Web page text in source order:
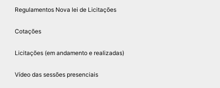
Regulamentos Nova lei de Licitações
Cotações
Licitações (em andamento e realizadas)
Vídeo das sessões presenciais